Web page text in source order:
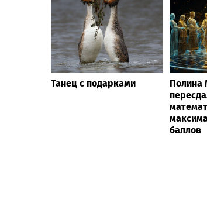
Танец с подарками
Полина
баллов